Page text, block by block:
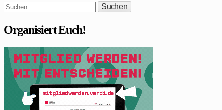
Suchen
nach:
Organisiert Euch!